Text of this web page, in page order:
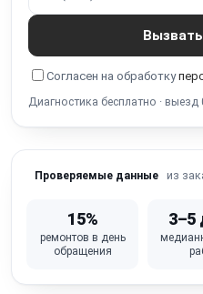
Не работает подсветка
Разбит экран
Согласен на обработку
Диагностика бесплатно ·
Проверяемые данные из
15%
ремонтов в день
обращения
3–5